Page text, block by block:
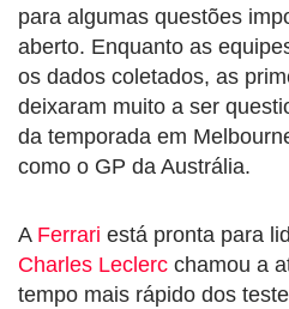
para algumas questões
aberto. Enquanto as
os dados coletados, as
deixaram muito a ser
da temporada em
como o GP da Austrália.
A Ferrari está pronta para
Charles Leclerc chamou a
tempo mais rápido dos